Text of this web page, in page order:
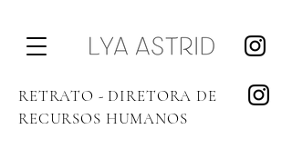
RETRATO - DIRETORA DE
RECURSOS HUMANOS